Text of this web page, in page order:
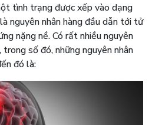
tình trạng được xếp vào dạng
nguyên nhân hàng đầu dẫn tới tử
nặng nề. Có rất nhiều nguyên
số đó, những nguyên nhân
đó là: